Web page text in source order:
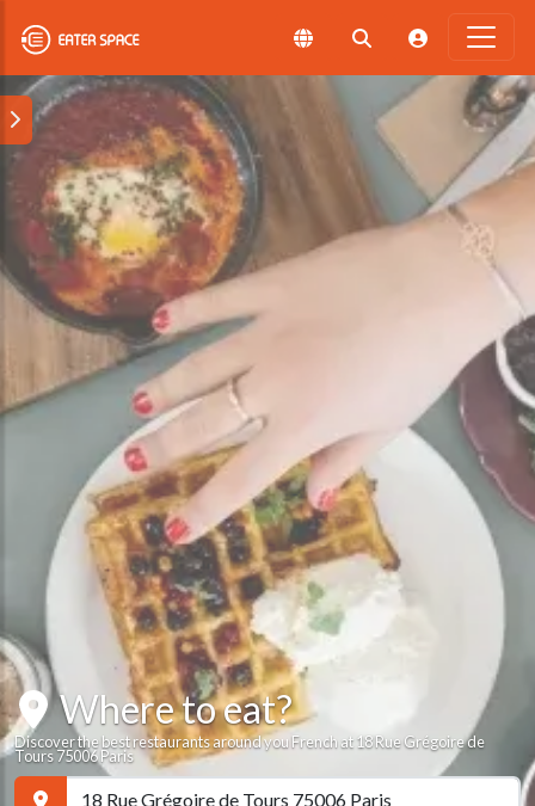
Where to eat?
Discover the best restaurants around you French at 18 Rue Grégoire de
Tours 75006 Paris